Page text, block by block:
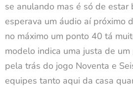
se anulando mas é só de estar
esperava um áudio aí próximo
no máximo um ponto 40 tá
modelo indica uma justa de
pela trás do jogo Noventa e
equipes tanto aqui da casa